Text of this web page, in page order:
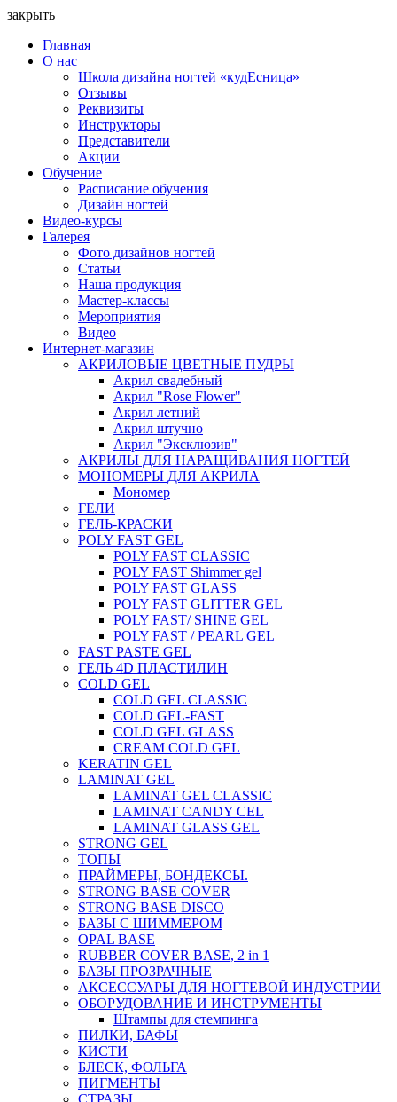
закрыть
Главная
О нас
Школа дизайна ногтей «кудЕсница»
Отзывы
Реквизиты
Инструкторы
Представители
Акции
Обучение
Расписание обучения
Дизайн ногтей
Видео-курсы
Галерея
Фото дизайнов ногтей
Статьи
Наша продукция
Мастер-классы
Мероприятия
Видео
Интернет-магазин
АКРИЛОВЫЕ ЦВЕТНЫЕ ПУДРЫ
Акрил свадебный
Акрил "Rose Flower"
Акрил летний
Акрил штучно
Акрил "Эксклюзив"
АКРИЛЫ ДЛЯ НАРАЩИВАНИЯ НОГТЕЙ
МОНОМЕРЫ ДЛЯ АКРИЛА
Мономер
ГЕЛИ
ГЕЛЬ-КРАСКИ
POLY FAST GEL
POLY FAST CLASSIC
POLY FAST Shimmer gel
POLY FAST GLASS
POLY FAST GLITTER GEL
POLY FAST/ SHINE GEL
POLY FAST / PEARL GEL
FAST PASTE GEL
ГЕЛЬ 4D ПЛАСТИЛИН
COLD GEL
COLD GEL CLASSIC
COLD GEL-FAST
COLD GEL GLASS
CREAM COLD GEL
KERATIN GEL
LAMINAT GEL
LAMINAT GEL CLASSIС
LAMINAT CANDY CEL
LAMINAT GLASS GEL
STRONG GEL
ТОПЫ
ПРАЙМЕРЫ, БОНДЕКСЫ.
STRONG BASE COVER
STRONG BASE DISCO
БАЗЫ С ШИММЕРОМ
OPAL BASE
RUBBER COVER BASE, 2 in 1
БАЗЫ ПРОЗРАЧНЫЕ
АКСЕССУАРЫ ДЛЯ НОГТЕВОЙ ИНДУСТРИИ
ОБОРУДОВАНИЕ И ИНСТРУМЕНТЫ
Штампы для стемпинга
ПИЛКИ, БАФЫ
КИСТИ
БЛЕСК, ФОЛЬГА
ПИГМЕНТЫ
СТРАЗЫ